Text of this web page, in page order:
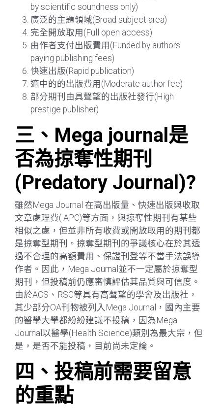
by scientific soundness only)
廣泛的主題領域(Broad subject area)
完全開放取用(Full open access)
由作者支付出版費用(Funded by authors
paying publishing fees)
快速出版(Rapid publication)
適中的的出版費用(Moderate author fee)
部分期刊由具聲望的出版社發行(High
prestige publisher)
三、Mega journal是
否為掠奪性期刊
(Predatory Journal)?
雖然Mega Journal 在高出版量、快速出版與收取
文章處理費( APC)等方面，與掠奪性期刊有某些
相似之處，但並非所有收費或開放取用的期刊都
是掠奪型期刊。掠奪型期刊的爭議核心在於其透
過不合理的高額費用、保證刊登等不當手法誤導
作者。因此，Mega Journal並不一定屬於掠奪型
期刊，但投稿前仍應審慎評估其品質與可信度。
由於ACS、RSC等具有高聲望的學會及出版社，
其少部分OA刊物被列入Mega Journal，國內主要
的醫學大學都紛紛建議不投稿，因為Mega
Journal以醫學(Health Science)類別為最大宗，但
是，是否不能投稿，目前尚未定論。
四、投稿前需要留意
的重點